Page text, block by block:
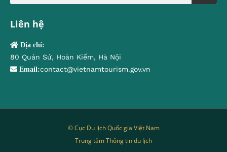
Liên hệ
Địa chỉ:
80 Quán Sứ, Hoàn Kiếm, Hà Nội
Email:contact@vietnamtourism.gov.vn
© Cục Du lịch Quốc gia Việt Nam
Trung tâm Thông tin du lịch